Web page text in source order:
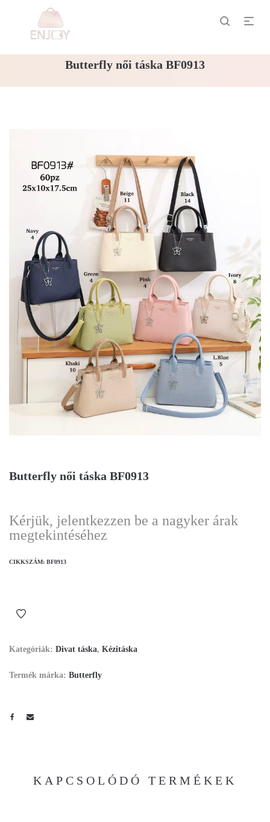
Butterfly női táska BF0913
Butterfly női táska BF0913
Kérjük, jelentkezzen be a nagyker árak
megtekintéséhez
CIKKSZÁM: BF0913
Kategóriák: Divat táska, Kézitáska
Termék márka: Butterfly
KAPCSOLÓDÓ TERMÉKEK